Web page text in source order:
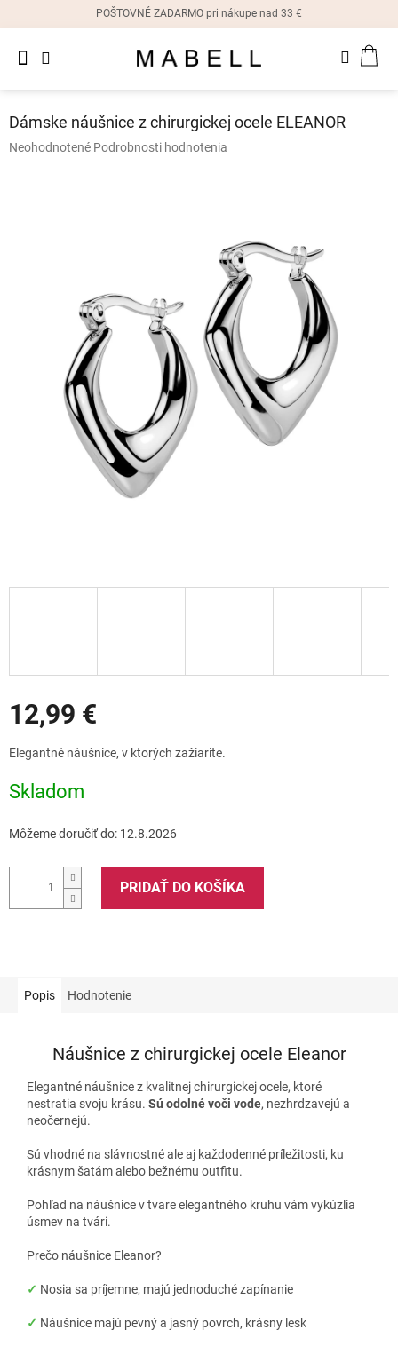
POŠTOVNÉ ZADARMO pri nákupe nad 33 €
Dámske
náušnice
Dámske náušnice z chirurgickej ocele ELEANOR
Priemerné
Neohodnotené Podrobnosti hodnotenia
12,99 €
cena:
Elegantné náušnice, v ktorých zažiarite.
Skladom
Môžeme doručiť do: 12.8.2026
PRIDAŤ DO KOŠÍKA
Popis Hodnotenie
Náušnice z chirurgickej ocele Eleanor
Elegantné náušnice z kvalitnej chirurgickej ocele, ktoré
nestratia svoju krásu. Sú odolné voči vode, nezhrdzavejú a
neočernejú.
Sú vhodné na slávnostné ale aj každodenné príležitosti, ku
krásnym šatám alebo bežnému outfitu.
Pohľad na náušnice v tvare elegantného kruhu vám vykúzlia
úsmev na tvári.
Prečo náušnice Eleanor?
✓ Nosia sa príjemne, majú jednoduché zapínanie
✓ Náušnice majú pevný a jasný povrch, krásny lesk